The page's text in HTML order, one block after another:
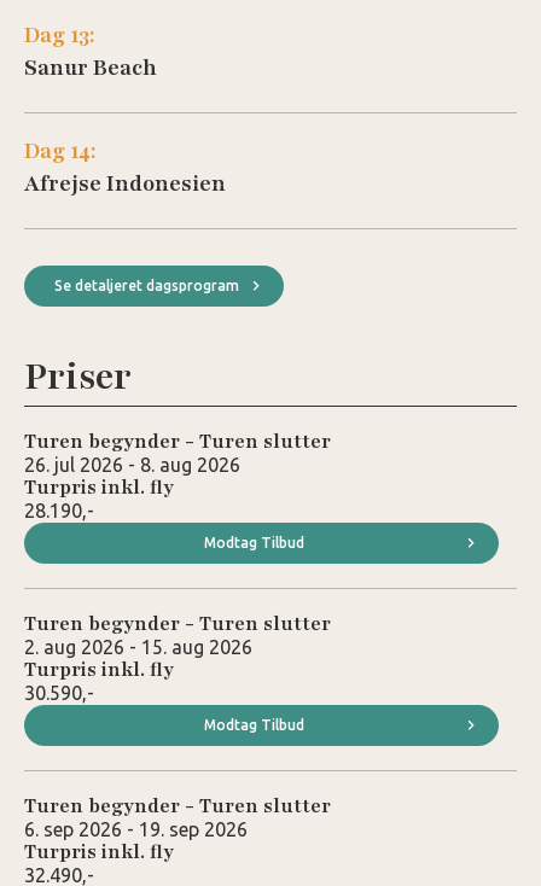
Dag 13:
Sanur Beach
Dag 14:
Afrejse Indonesien
Se detaljeret dagsprogram
Priser
Turen begynder - Turen slutter
26. jul 2026 - 8. aug 2026
Turpris inkl. fly
28.190,-
Modtag Tilbud
Turen begynder - Turen slutter
2. aug 2026 - 15. aug 2026
Turpris inkl. fly
30.590,-
Modtag Tilbud
Turen begynder - Turen slutter
6. sep 2026 - 19. sep 2026
Turpris inkl. fly
32.490,-